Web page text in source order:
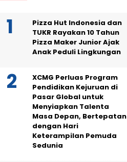
Pizza Hut Indonesia dan
TUKR Rayakan 10 Tahun
Pizza Maker Junior Ajak
Anak Peduli Lingkungan
XCMG Perluas Program
Pendidikan Kejuruan di
Pasar Global untuk
Menyiapkan Talenta
Masa Depan, Bertepatan
dengan Hari
Keterampilan Pemuda
Sedunia